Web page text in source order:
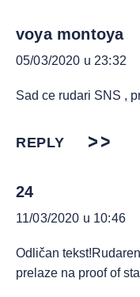
voya montoya
05/03/2020 u 23:32
Sad ce rudari SNS ,
REPLY
24
11/03/2020 u 10:46
Odličan
prelaze na proof of